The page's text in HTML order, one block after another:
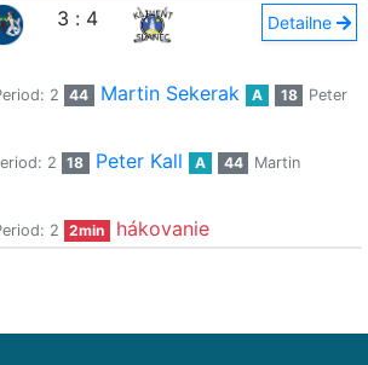
3 : 4 Detailne
2 44 Martin Sekerak A 18
Peter
2 18 Peter Kall A 44
Martin
2 2min hákovanie